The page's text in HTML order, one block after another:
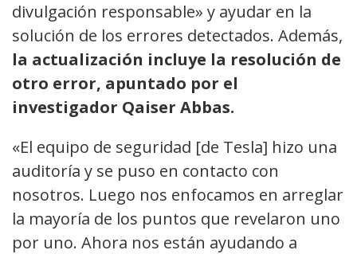
divulgación responsable» y ayudar en la
solución de los errores detectados. Además,
la actualización incluye la resolución de
otro error, apuntado por el
investigador Qaiser Abbas.
«El equipo de seguridad [de Tesla] hizo una
auditoría y se puso en contacto con
nosotros. Luego nos enfocamos en arreglar
la mayoría de los puntos que revelaron uno
por uno. Ahora nos están ayudando a